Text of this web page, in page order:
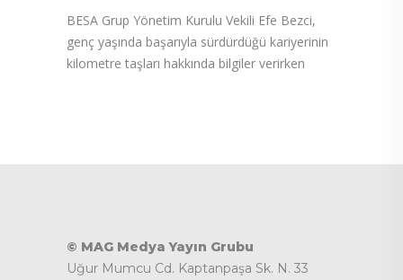
BESA Grup Yönetim Kurulu Vekili Efe Bezci,
genç yaşında başarıyla sürdürdüğü kariyerinin
kilometre taşları hakkında bilgiler verirken
© MAG Medya Yayın Grubu
Uğur Mumcu Cd. Kaptanpaşa Sk. N. 33